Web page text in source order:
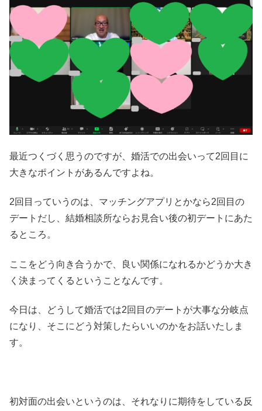
最近つくづく思うのですが、婚活での出会いって2回目に
大きなポイントがあるんですよね。
2回目っていうのは、マッチングアプリとかなら2回目の
デートだし、結婚相談所ならお見合い後の初デートにあた
るところ。
ここをどう向き合うかで、良い関係になれるかどうか大き
く決まってくるということなんです。
今日は、どうして婚活では2回目のデートが大事な分岐点
になり、そこにどう対策したらいいのかをお話いたしま
す。
初対面の出会いというのは、それなりに期待をしている反